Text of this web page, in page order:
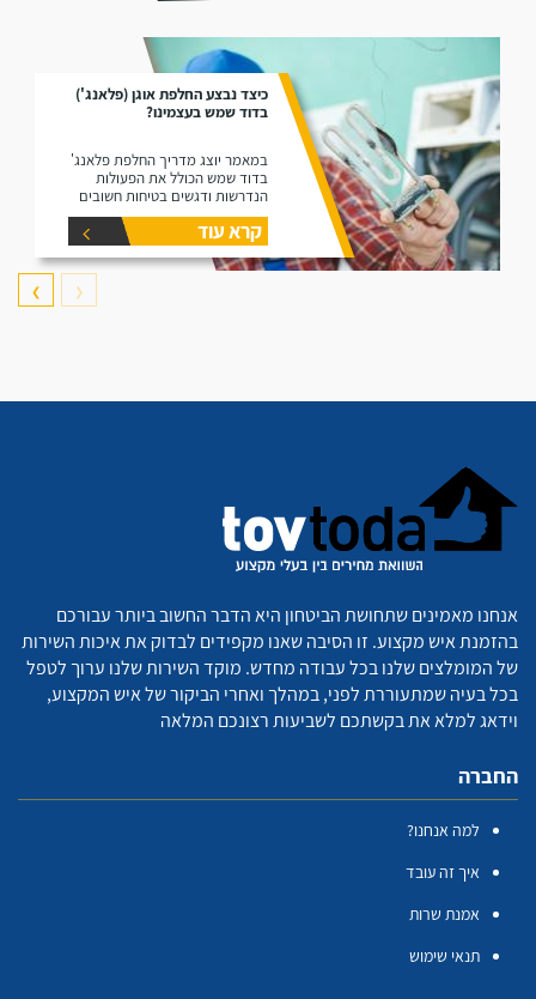
כיצד נבצע החלפת אוגן (פלאנג')
בדוד שמש בעצמינו?
במאמר יוצג מדריך החלפת פלאנג'
בדוד שמש הכולל את הפעולות
הנדרשות ודגשים בטיחות חשובים
קרא עוד
❮
❯
אנחנו מאמינים שתחושת הביטחון היא הדבר החשוב ביותר עבורכם
בהזמנת איש מקצוע. זו הסיבה שאנו מקפידים לבדוק את איכות השירות
של המומלצים שלנו בכל עבודה מחדש. מוקד השירות שלנו ערוך לטפל
בכל בעיה שמתעוררת לפני, במהלך ואחרי הביקור של איש המקצוע,
וידאג למלא את בקשתכם לשביעות רצונכם המלאה
החברה
למה אנחנו?
איך זה עובד
אמנת שרות
תנאי שימוש